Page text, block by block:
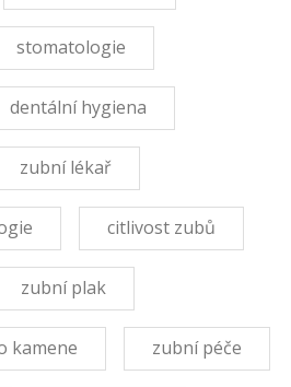
stomatologie
dentální hygiena
zubní lékař
citlivost zubů
zubní plak
kamene zubní péče